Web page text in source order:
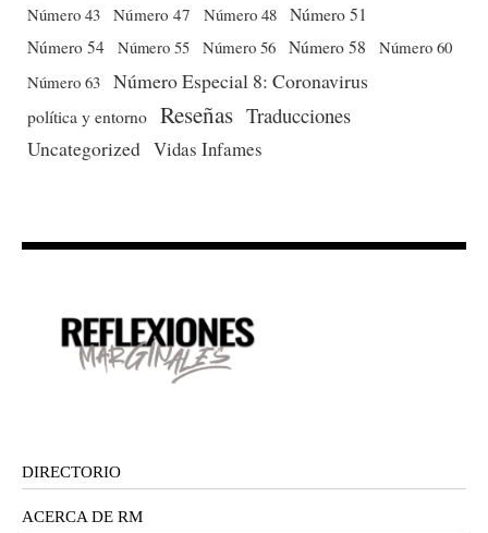
Número 43 Número 47 Número 48 Número 51
Número 54 Número 55 Número 56 Número 58
Número 60
Número 63 Número Especial 8: Coronavirus
política y entorno Reseñas Traducciones
Uncategorized Vidas Infames
DIRECTORIO
ACERCA DE RM